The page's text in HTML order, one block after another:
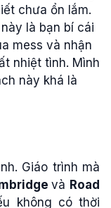
chưa ổn lắm.
là bạn bí cái
mess và nhận
nhiệt tình. Mình
này khá là
Giáo trình mà
và Road
không có thời